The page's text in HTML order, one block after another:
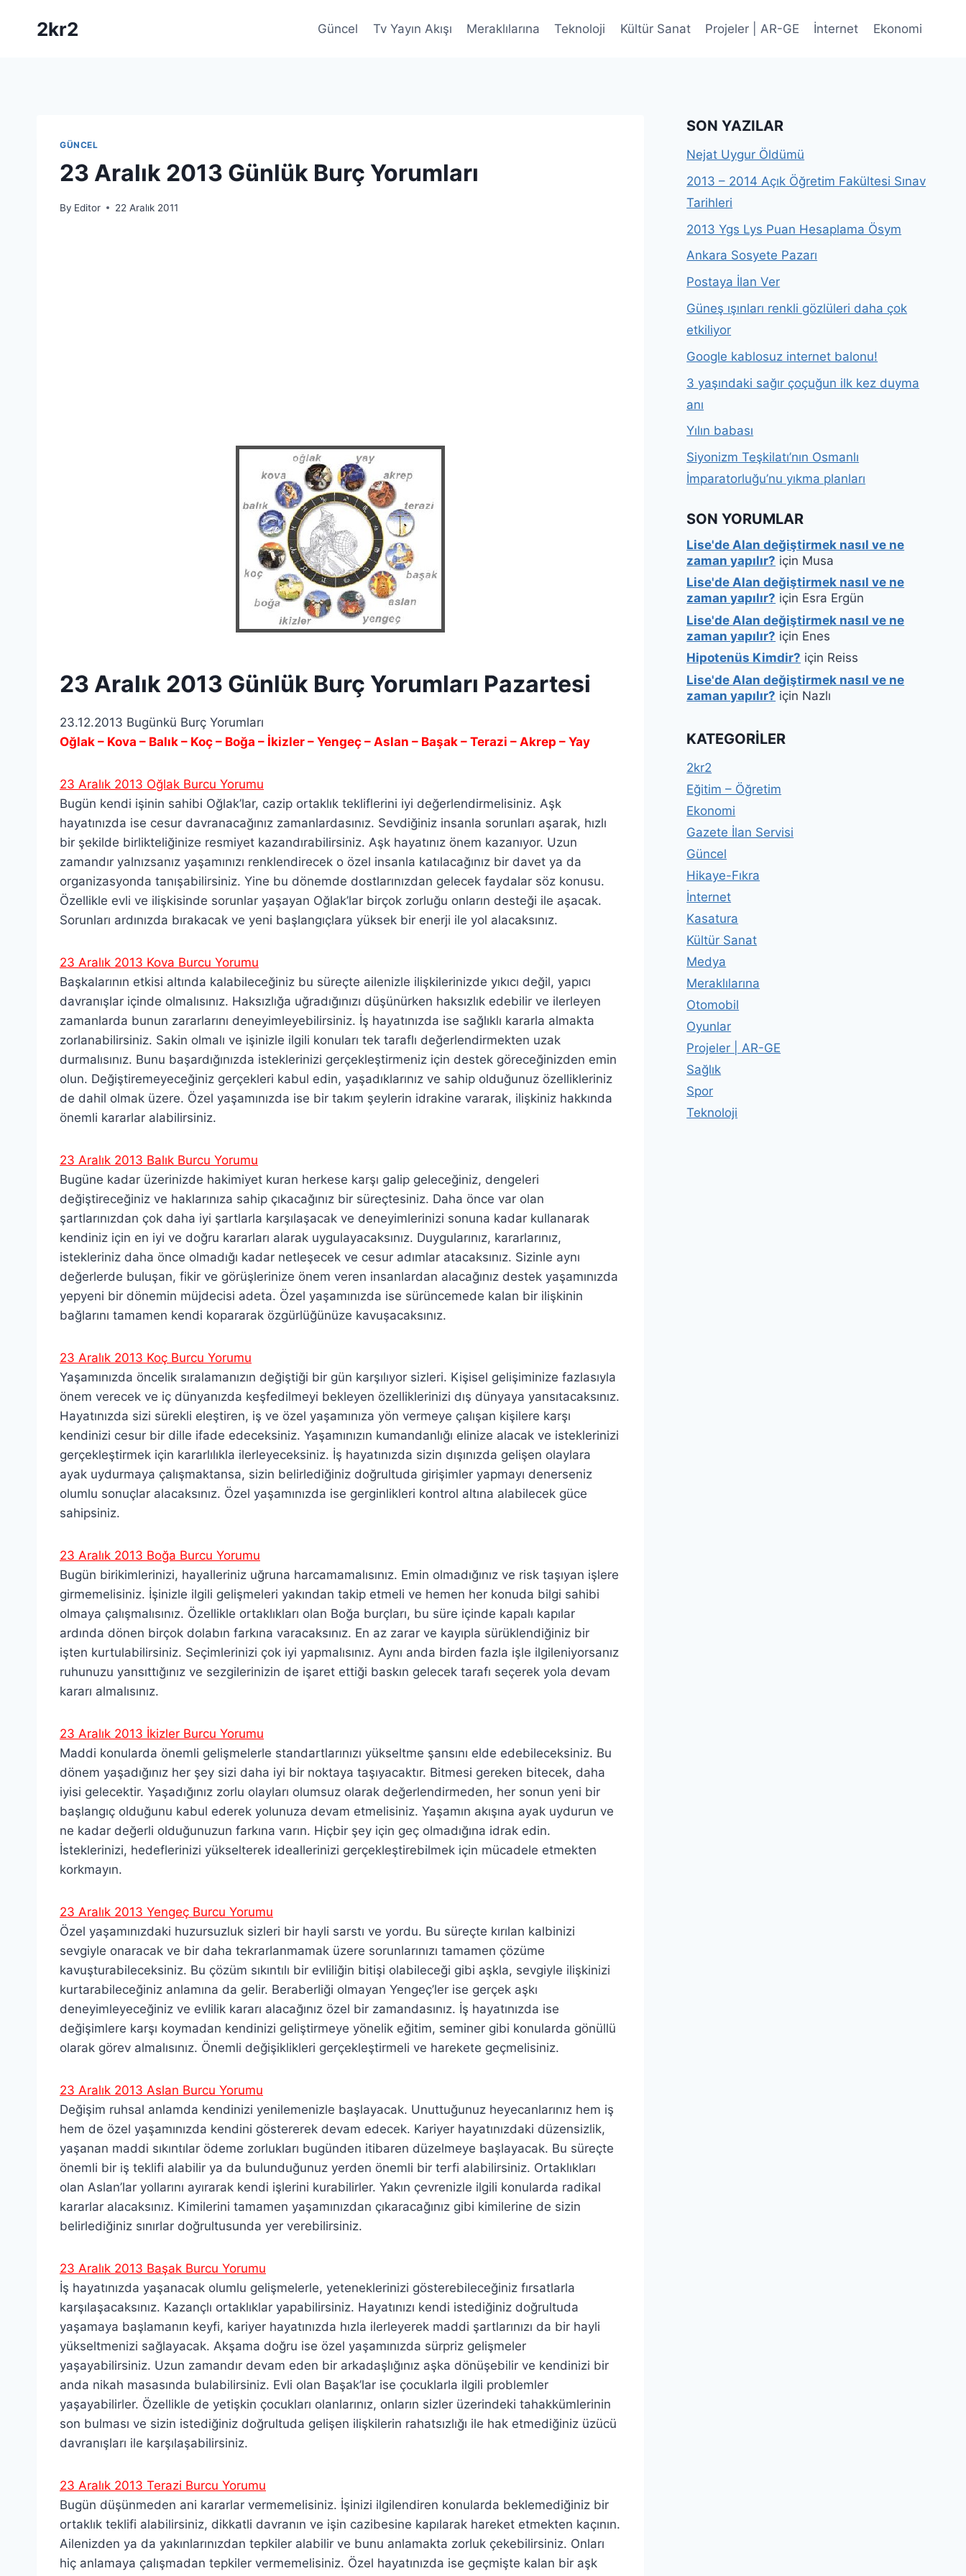
2kr2 Güncel Tv Yayın Akışı Meraklılarına Teknoloji Kültür Sanat Projeler | AR-GE İnternet Ekonomi
GÜNCEL
23 Aralık 2013 Günlük Burç Yorumları
By Editor 22 Aralık 2011
23 Aralık 2013 Günlük Burç Yorumları Pazartesi
23.12.2013 Bugünkü Burç Yorumları
Oğlak – Kova – Balık – Koç – Boğa – İkizler – Yengeç – Aslan – Başak – Terazi – Akrep – Yay
23 Aralık 2013 Oğlak Burcu Yorumu
Bugün kendi işinin sahibi Oğlak’lar, cazip ortaklık tekliflerini iyi değerlendirmelisiniz. Aşk
hayatınızda ise cesur davranacağınız zamanlardasınız. Sevdiğiniz insanla sorunları aşarak, hızlı
bir şekilde birlikteliğinize resmiyet kazandırabilirsiniz. Aşk hayatınız önem kazanıyor. Uzun
zamandır yalnızsanız yaşamınızı renklendirecek o özel insanla katılacağınız bir davet ya da
organizasyonda tanışabilirsiniz. Yine bu dönemde dostlarınızdan gelecek faydalar söz konusu.
Özellikle evli ve ilişkisinde sorunlar yaşayan Oğlak’lar birçok zorluğu onların desteği ile aşacak.
Sorunları ardınızda bırakacak ve yeni başlangıçlara yüksek bir enerji ile yol alacaksınız.
23 Aralık 2013 Kova Burcu Yorumu
Başkalarının etkisi altında kalabileceğiniz bu süreçte ailenizle ilişkilerinizde yıkıcı değil, yapıcı
davranışlar içinde olmalısınız. Haksızlığa uğradığınızı düşünürken haksızlık edebilir ve ilerleyen
zamanlarda bunun zararlarını deneyimleyebilirsiniz. İş hayatınızda ise sağlıklı kararla almakta
zorlanabilirsiniz. Sakin olmalı ve işinizle ilgili konuları tek taraflı değerlendirmekten uzak
durmalısınız. Bunu başardığınızda isteklerinizi gerçekleştirmeniz için destek göreceğinizden emin
olun. Değiştiremeyeceğiniz gerçekleri kabul edin, yaşadıklarınız ve sahip olduğunuz özellikleriniz
de dahil olmak üzere. Özel yaşamınızda ise bir takım şeylerin idrakine vararak, ilişkiniz hakkında
önemli kararlar alabilirsiniz.
23 Aralık 2013 Balık Burcu Yorumu
Bugüne kadar üzerinizde hakimiyet kuran herkese karşı galip geleceğiniz, dengeleri
değiştireceğiniz ve haklarınıza sahip çıkacağınız bir süreçtesiniz. Daha önce var olan
şartlarınızdan çok daha iyi şartlarla karşılaşacak ve deneyimlerinizi sonuna kadar kullanarak
kendiniz için en iyi ve doğru kararları alarak uygulayacaksınız. Duygularınız, kararlarınız,
istekleriniz daha önce olmadığı kadar netleşecek ve cesur adımlar atacaksınız. Sizinle aynı
değerlerde buluşan, fikir ve görüşlerinize önem veren insanlardan alacağınız destek yaşamınızda
yepyeni bir dönemin müjdecisi adeta. Özel yaşamınızda ise sürüncemede kalan bir ilişkinin
bağlarını tamamen kendi kopararak özgürlüğünüze kavuşacaksınız.
23 Aralık 2013 Koç Burcu Yorumu
Yaşamınızda öncelik sıralamanızın değiştiği bir gün karşılıyor sizleri. Kişisel gelişiminize fazlasıyla
önem verecek ve iç dünyanızda keşfedilmeyi bekleyen özelliklerinizi dış dünyaya yansıtacaksınız.
Hayatınızda sizi sürekli eleştiren, iş ve özel yaşamınıza yön vermeye çalışan kişilere karşı
kendinizi cesur bir dille ifade edeceksiniz. Yaşamınızın kumandanlığı elinize alacak ve isteklerinizi
gerçekleştirmek için kararlılıkla ilerleyeceksiniz. İş hayatınızda sizin dışınızda gelişen olaylara
ayak uydurmaya çalışmaktansa, sizin belirlediğiniz doğrultuda girişimler yapmayı denerseniz
olumlu sonuçlar alacaksınız. Özel yaşamınızda ise gerginlikleri kontrol altına alabilecek güce
sahipsiniz.
23 Aralık 2013 Boğa Burcu Yorumu
Bugün birikimlerinizi, hayalleriniz uğruna harcamamalısınız. Emin olmadığınız ve risk taşıyan işlere
girmemelisiniz. İşinizle ilgili gelişmeleri yakından takip etmeli ve hemen her konuda bilgi sahibi
olmaya çalışmalısınız. Özellikle ortaklıkları olan Boğa burçları, bu süre içinde kapalı kapılar
ardında dönen birçok dolabın farkına varacaksınız. En az zarar ve kayıpla sürüklendiğiniz bir
işten kurtulabilirsiniz. Seçimlerinizi çok iyi yapmalısınız. Aynı anda birden fazla işle ilgileniyorsanız
ruhunuzu yansıttığınız ve sezgilerinizin de işaret ettiği baskın gelecek tarafı seçerek yola devam
kararı almalısınız.
23 Aralık 2013 İkizler Burcu Yorumu
Maddi konularda önemli gelişmelerle standartlarınızı yükseltme şansını elde edebileceksiniz. Bu
dönem yaşadığınız her şey sizi daha iyi bir noktaya taşıyacaktır. Bitmesi gereken bitecek, daha
iyisi gelecektir. Yaşadığınız zorlu olayları olumsuz olarak değerlendirmeden, her sonun yeni bir
başlangıç olduğunu kabul ederek yolunuza devam etmelisiniz. Yaşamın akışına ayak uydurun ve
ne kadar değerli olduğunuzun farkına varın. Hiçbir şey için geç olmadığına idrak edin.
İsteklerinizi, hedeflerinizi yükselterek ideallerinizi gerçekleştirebilmek için mücadele etmekten
korkmayın.
23 Aralık 2013 Yengeç Burcu Yorumu
Özel yaşamınızdaki huzursuzluk sizleri bir hayli sarstı ve yordu. Bu süreçte kırılan kalbinizi
sevgiyle onaracak ve bir daha tekrarlanmamak üzere sorunlarınızı tamamen çözüme
kavuşturabileceksiniz. Bu çözüm sıkıntılı bir evliliğin bitişi olabileceği gibi aşkla, sevgiyle ilişkinizi
kurtarabileceğiniz anlamına da gelir. Beraberliği olmayan Yengeç’ler ise gerçek aşkı
deneyimleyeceğiniz ve evlilik kararı alacağınız özel bir zamandasınız. İş hayatınızda ise
değişimlere karşı koymadan kendinizi geliştirmeye yönelik eğitim, seminer gibi konularda gönüllü
olarak görev almalısınız. Önemli değişiklikleri gerçekleştirmeli ve harekete geçmelisiniz.
23 Aralık 2013 Aslan Burcu Yorumu
Değişim ruhsal anlamda kendinizi yenilemenizle başlayacak. Unuttuğunuz heyecanlarınız hem iş
hem de özel yaşamınızda kendini göstererek devam edecek. Kariyer hayatınızdaki düzensizlik,
yaşanan maddi sıkıntılar ödeme zorlukları bugünden itibaren düzelmeye başlayacak. Bu süreçte
önemli bir iş teklifi alabilir ya da bulunduğunuz yerden önemli bir terfi alabilirsiniz. Ortaklıkları
olan Aslan’lar yollarını ayırarak kendi işlerini kurabilirler. Yakın çevrenizle ilgili konularda radikal
kararlar alacaksınız. Kimilerini tamamen yaşamınızdan çıkaracağınız gibi kimilerine de sizin
belirlediğiniz sınırlar doğrultusunda yer verebilirsiniz.
23 Aralık 2013 Başak Burcu Yorumu
İş hayatınızda yaşanacak olumlu gelişmelerle, yeteneklerinizi gösterebileceğiniz fırsatlarla
karşılaşacaksınız. Kazançlı ortaklıklar yapabilirsiniz. Hayatınızı kendi istediğiniz doğrultuda
yaşamaya başlamanın keyfi, kariyer hayatınızda hızla ilerleyerek maddi şartlarınızı da bir hayli
yükseltmenizi sağlayacak. Akşama doğru ise özel yaşamınızda sürpriz gelişmeler
yaşayabilirsiniz. Uzun zamandır devam eden bir arkadaşlığınız aşka dönüşebilir ve kendinizi bir
anda nikah masasında bulabilirsiniz. Evli olan Başak’lar ise çocuklarla ilgili problemler
yaşayabilirler. Özellikle de yetişkin çocukları olanlarınız, onların sizler üzerindeki tahakkümlerinin
son bulması ve sizin istediğiniz doğrultuda gelişen ilişkilerin rahatsızlığı ile hak etmediğiniz üzücü
davranışları ile karşılaşabilirsiniz.
23 Aralık 2013 Terazi Burcu Yorumu
Bugün düşünmeden ani kararlar vermemelisiniz. İşinizi ilgilendiren konularda beklemediğiniz bir
ortaklık teklifi alabilirsiniz, dikkatli davranın ve işin cazibesine kapılarak hareket etmekten kaçının.
Ailenizden ya da yakınlarınızdan tepkiler alabilir ve bunu anlamakta zorluk çekebilirsiniz. Onları
hiç anlamaya çalışmadan tepkiler vermemelisiniz. Özel hayatınızda ise geçmişte kalan bir aşk
SON YAZILAR
Nejat Uygur Öldümü
2013 – 2014 Açık Öğretim Fakültesi Sınav
Tarihleri
2013 Ygs Lys Puan Hesaplama Ösym
Ankara Sosyete Pazarı
Postaya İlan Ver
Güneş ışınları renkli gözlüleri daha çok
etkiliyor
Google kablosuz internet balonu!
3 yaşındaki sağır çoçuğun ilk kez duyma
anı
Yılın babası
Siyonizm Teşkilatı’nın Osmanlı
İmparatorluğu’nu yıkma planları
SON YORUMLAR
Lise'de Alan değiştirmek nasıl ve ne
zaman yapılır? için Musa
Lise'de Alan değiştirmek nasıl ve ne
zaman yapılır? için Esra Ergün
Lise'de Alan değiştirmek nasıl ve ne
zaman yapılır? için Enes
Hipotenüs Kimdir? için Reiss
Lise'de Alan değiştirmek nasıl ve ne
zaman yapılır? için Nazlı
KATEGORILER
2kr2
Eğitim – Öğretim
Ekonomi
Gazete İlan Servisi
Güncel
Hikaye-Fıkra
İnternet
Kasatura
Kültür Sanat
Medya
Meraklılarına
Otomobil
Oyunlar
Projeler | AR-GE
Sağlık
Spor
Teknoloji